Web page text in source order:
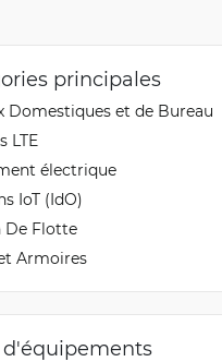
principales
Domestiques et de Bureau
LTE
électrique
IoT (IdO)
De Flotte
Armoires
d'équipements